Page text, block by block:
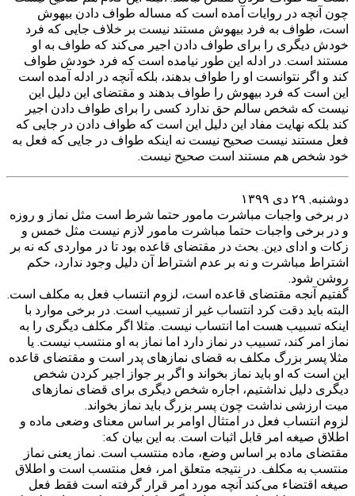
چون آنچه در روایات آمده است که مساله طواف دادن بیهوش
است، طواف به فرد بیهوش مستند نیست بر خلاف جایی که فرد
خودش دیگری را برای طواف دادن اجیر می‌کند که طواف به او
مستند است. در ادله این طور نیامده است که فرد خودش طواف
کند و اگر نتوانست او را طواف بدهند، بلکه آنچه در ادله آمده است
این است که فرد بیهوش را طواف بدهند و مقتضای این دلیل این
نیست که شخص سالم حق ندارد کسی را برای طواف دادن اجیر
کند بلکه نهایت مفاد این دلیل این است که طواف دادن در جایی که
فعل مستند نیست صحیح نیست نه اینکه طواف در جایی که فعل به
خود شخص هم مستند است صحیح نیست.
دوشنبه, ۲۹ دی ۱۳۹۹
در برخی واجبات مباشرت مامور حتما شرط است مثل نماز و روزه
و در برخی واجبات حتما مباشرت مامور لازم نیست مثل خمس و
زکات و ادای دین. بحث در مقتضای قاعده بود تا در مواردی که نه بر
اشتراط مباشرت و نه بر عدم اشتراط آن دلیل وجود ندارد، حکم
روشن شود.
گفتیم آنجه مقتضای قاعده است، لزوم انتساب فعل به مکلف است.
البته باید دقت کرد انتساب غیر از تسبیب است. در برخی موارد با
اینکه تسبیب هست اما انتساب نیست. مثلا اگر مکلف دیگری را به
نماز امر کند، تسبیب در نماز دارد اما نماز به او منتسب نیست. یا
مثلا پسر بزرگ مکلف به قضای نمازهای پدر است و مقتضای قاعده
این است که او باید نماز بخواند و اگر بر جواز اجیر کردن شخص
دیگری دلیل نداشتیم، اجاره شخص دیگری برای قضای نمازهای
میت ارزشی نداشت چون پسر بزرگ باید نماز بخواند.
لزوم انتساب فعل در امتثال اوامر بر اساس معنای وضعی ماده و
اطلاق صیغه امر قابل اثبات است. به این بیان که:
مقتضای ماده بر اساس وضع، ماده منتسب است. نماز یعنی نماز
منتسب به مکلف. در نتیجه متعلق امر، فعل منتسب است و اطلاق
صیغه اقتضاء می‌کند آنچه مورد امر قرار گرفته است فقط فعل